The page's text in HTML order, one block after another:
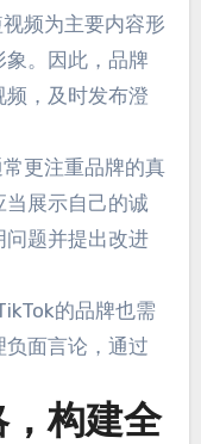
频为主要内容形
。因此，品牌
，及时发布澄
更注重品牌的真
当展示自己的诚
题并提出改进
的品牌也需
面言论，通过
，构建全